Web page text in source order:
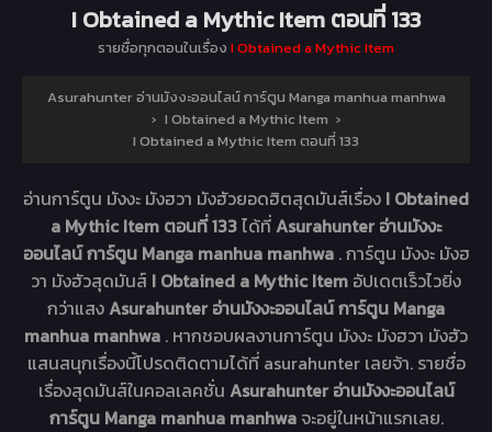
I Obtained a Mythic Item ตอนที่ 133
รายชื่อทุกตอนในเรื่อง I Obtained a Mythic Item
Asurahunter อ่านมังงะออนไลน์ การ์ตูน Manga manhua manhwa
› I Obtained a Mythic Item ›
I Obtained a Mythic Item ตอนที่ 133
อ่านการ์ตูน มังงะ มังฮวา มังฮัวยอดฮิตสุดมันส์เรื่อง I Obtained
a Mythic Item ตอนที่ 133ได้ที่Asurahunter อ่านมังงะ
ออนไลน์ การ์ตูน Manga manhua manhwa . การ์ตูน มังงะ มังฮ
วา มังฮัวสุดมันส์ I Obtained a Mythic Item อัปเดตเร็วไวยิ่ง
กว่าแสงAsurahunter อ่านมังงะออนไลน์ การ์ตูน Manga
manhua manhwa . หากชอบผลงานการ์ตูน มังงะ มังฮวา มังฮัว
แสนสนุกเรื่องนี้โปรดติดตามได้ที่ asurahunter เลยจ้า. รายชื่อ
เรื่องสุดมันส์ในคอลเลคชั่น Asurahunter อ่านมังงะออนไลน์
การ์ตูน Manga manhua manhwa จะอยู่ในหน้าแรกเลย.